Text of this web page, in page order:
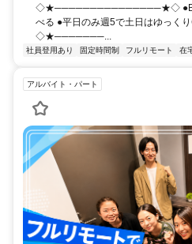
◇★───────────────★◇
べる ●平日のみ週5で土日はゆっく
◇★───────...
社員登用あり 固定時間制 フルリモート 在
アルバイト・パート